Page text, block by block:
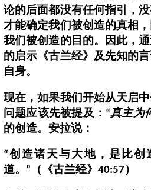
论的后面都没有任何指引，
才能确定我们被创造的真相
我们被创造的目的。因此，
的启示《古兰经》及先知的
自身。
现在，如果我们开始从天启
问题应该先被提及：“真主为
的创造。安拉说：
“创造诸天与大地，是比创
道。” （《古兰经》40:57）